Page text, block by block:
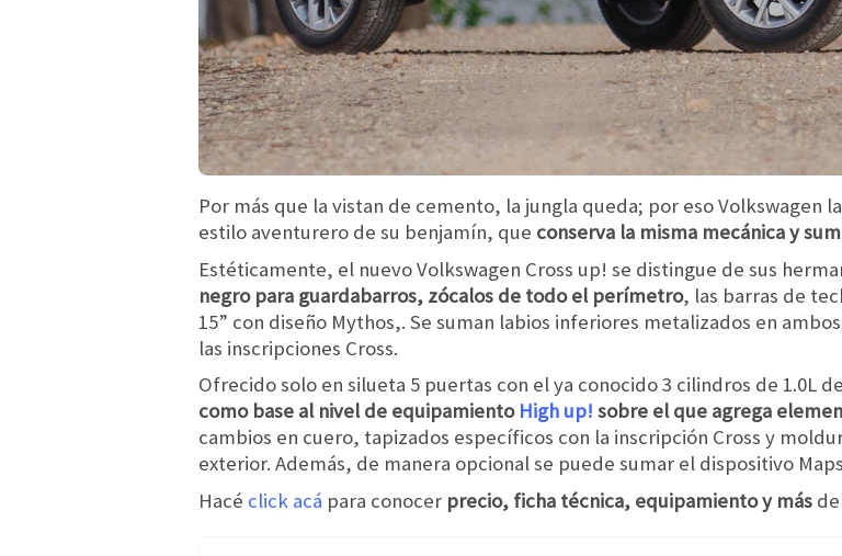
Por más que la vistan de cemento, la jungla queda; por eso Volkswagen
estilo aventurero de su benjamín, que conserva la misma mecánica y
Estéticamente, el nuevo Volkswagen Cross up! se distingue de sus
negro para guardabarros, zócalos de todo el perímetro, las barras de
15” con diseño Mythos,. Se suman labios inferiores metalizados en
las inscripciones Cross.
Ofrecido solo en silueta 5 puertas con el ya conocido 3 cilindros de 1.0L
como base al nivel de equipamiento High up! sobre el que agrega
cambios en cuero, tapizados específicos con la inscripción Cross y
exterior. Además, de manera opcional se puede sumar el dispositivo
Hacé click acá para conocer precio, ficha técnica, equipamiento y más